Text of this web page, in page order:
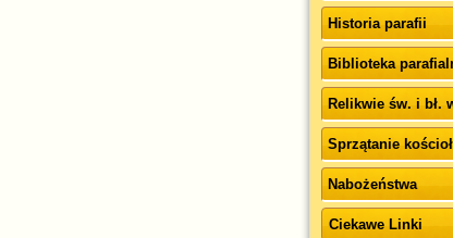
Historia parafii
Biblioteka
Relikwie św. i bł.
Sprzątanie
Nabożeństwa
Ciekawe Linki